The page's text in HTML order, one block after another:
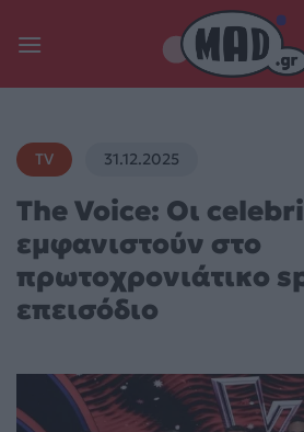
TV 31.12.2025
The Voice: Οι
εμφανιστούν στο
πρωτοχρονιάτικο
επεισόδιο